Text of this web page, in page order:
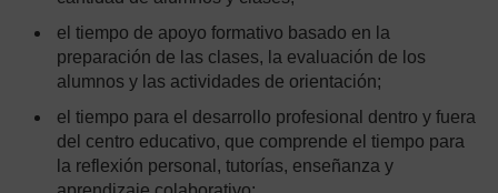
el tiempo de apoyo formativo basado en la
preparación de las clases, la evaluación de los
alumnos y las actividades de orientación;
el tiempo para el desarrollo profesional dentro y fuera
del centro educativo, que comprende el tiempo para
la reflexión personal, tutorías, enseñanza y